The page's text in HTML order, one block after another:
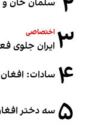
۳ اختصاصی
ایران جلوی
۴ سادات:
۵ سه دختر